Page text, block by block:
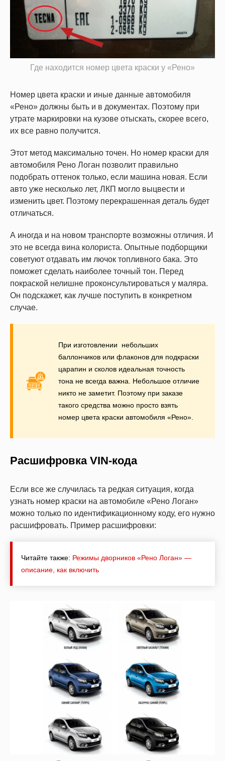
Где находится номер цвета краски у «Рено»
Номер цвета краски и иные данные автомобиля
«Рено» должны быть и в документах. Поэтому при
утрате маркировки на кузове отыскать, скорее всего,
их все равно получится.
Этот метод максимально точен. Но номер краски для
автомобиля Рено Логан позволит правильно
подобрать оттенок только, если машина новая. Если
авто уже несколько лет, ЛКП могло выцвести и
изменить цвет. Поэтому перекрашенная деталь будет
отличаться.
А иногда и на новом транспорте возможны отличия. И
это не всегда вина колориста. Опытные подборщики
советуют отдавать им лючок топливного бака. Это
поможет сделать наиболее точный тон. Перед
покраской нелишне проконсультироваться у маляра.
Он подскажет, как лучше поступить в конкретном
случае.
При изготовлении
небольших
баллончиков или флаконов для подкраски
царапин и сколов идеальная точность
тона не всегда важна. Небольшое отличие
никто не заметит. Поэтому при заказе
такого средства можно просто взять
номер цвета краски автомобиля «Рено».
Расшифровка VIN-кода
Если все же случилась та редкая ситуация, когда
узнать номер краски на автомобиле «Рено Логан»
можно только по идентификационному коду, его нужно
расшифровать. Пример расшифровки:
Читайте также: Режимы дворников «Рено Логан» —
описание, как включить